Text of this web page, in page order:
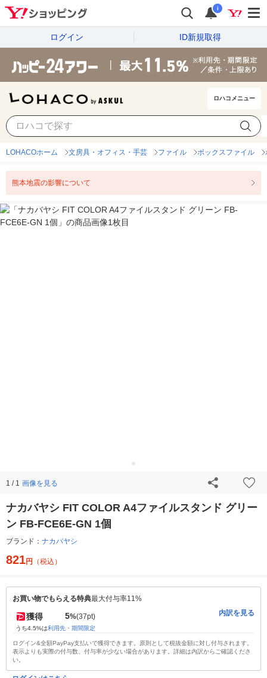
i
ログイン ID新規取得
ロハコメニュー
LOHACOホーム 文房具・オフィス・手芸 ファイル ボックスファイル
熊本地震の影響について
1 / 1 画像を見る
ナカバヤシ FIT COLOR A4ファイルスタンド グリー
ン FB-FCE6E-GN 1個
ブランド： ナカバヤシ
821円 （税込）
お買い物でもらえる特典最大付与率11%
獲得 5%(37pt)
うち4.5%は利用先・期間限定
内訳を見る
ログイン&全額PayPay支払いで獲得できます。原則として税抜金額に対し付与されます。
表示よりも実際の付与数、付与率が少ない場合があります。詳細は内訳からご確認くださ
い。